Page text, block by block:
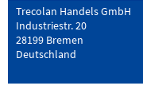
Trecolan Handels GmbH
Industriestr. 20
28199 Bremen
Deutschland